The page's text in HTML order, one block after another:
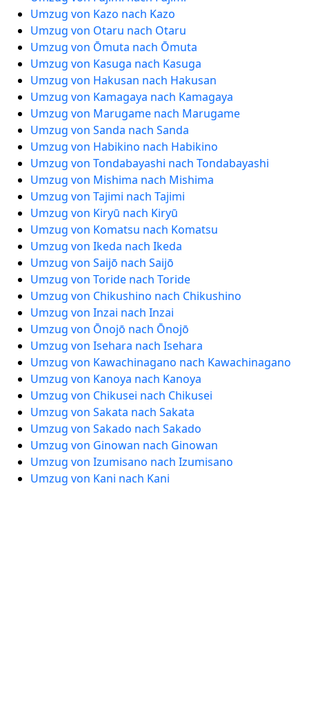
Umzug von Kazo nach Kazo
Umzug von Otaru nach Otaru
Umzug von Ōmuta nach Ōmuta
Umzug von Kasuga nach Kasuga
Umzug von Hakusan nach Hakusan
Umzug von Kamagaya nach Kamagaya
Umzug von Marugame nach Marugame
Umzug von Sanda nach Sanda
Umzug von Habikino nach Habikino
Umzug von Tondabayashi nach Tondabayashi
Umzug von Mishima nach Mishima
Umzug von Tajimi nach Tajimi
Umzug von Kiryū nach Kiryū
Umzug von Komatsu nach Komatsu
Umzug von Ikeda nach Ikeda
Umzug von Saijō nach Saijō
Umzug von Toride nach Toride
Umzug von Chikushino nach Chikushino
Umzug von Inzai nach Inzai
Umzug von Ōnojō nach Ōnojō
Umzug von Isehara nach Isehara
Umzug von Kawachinagano nach Kawachinagano
Umzug von Kanoya nach Kanoya
Umzug von Chikusei nach Chikusei
Umzug von Sakata nach Sakata
Umzug von Sakado nach Sakado
Umzug von Ginowan nach Ginowan
Umzug von Izumisano nach Izumisano
Umzug von Kani nach Kani